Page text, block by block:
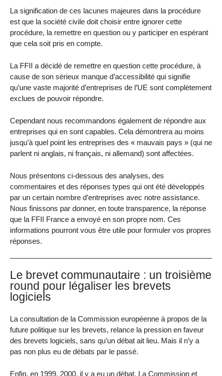
La signification de ces lacunes majeures dans la procédure
est que la société civile doit choisir entre ignorer cette
procédure, la remettre en question ou y participer en espérant
que cela soit pris en compte.
La FFII a décidé de remettre en question cette procédure, à
cause de son sérieux manque d’accessibilité qui signifie
qu’une vaste majorité d’entreprises de l’UE sont complètement
exclues de pouvoir répondre.
Cependant nous recommandons également de répondre aux
entreprises qui en sont capables. Cela démontrera au moins
jusqu’à quel point les entreprises des « mauvais pays » (qui ne
parlent ni anglais, ni français, ni allemand) sont affectées.
Nous présentons ci-dessous des analyses, des
commentaires et des réponses types qui ont été développés
par un certain nombre d’entreprises avec notre assistance.
Nous finissons par donner, en toute transparence, la réponse
que la FFII France a envoyé en son propre nom. Ces
informations pourront vous être utile pour formuler vos propres
réponses.
Le brevet communautaire : un troisième
round pour légaliser les brevets
logiciels
La consultation de la Commission européenne à propos de la
future politique sur les brevets, relance la pression en faveur
des brevets logiciels, sans qu’un débat ait lieu. Mais il n’y a
pas non plus eu de débats par le passé.
Enfin, en 1999, 2000, il y a eu un débat. La Commission et